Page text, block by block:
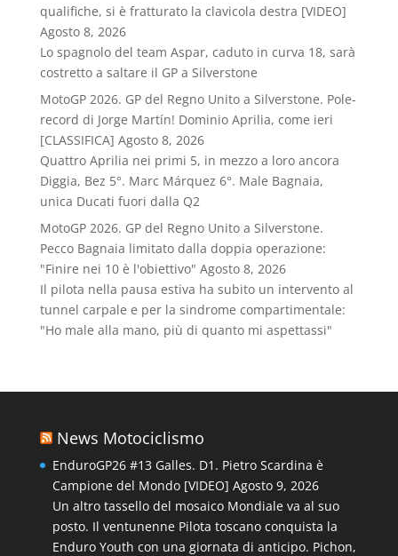
qualifiche, si è fratturato la clavicola destra [VIDEO]
Agosto 8, 2026
Lo spagnolo del team Aspar, caduto in curva 18, sarà
costretto a saltare il GP a Silverstone
MotoGP 2026. GP del Regno Unito a Silverstone. Pole-
record di Jorge Martín! Dominio Aprilia, come ieri
[CLASSIFICA] Agosto 8, 2026
Quattro Aprilia nei primi 5, in mezzo a loro ancora
Diggia, Bez 5°. Marc Márquez 6°. Male Bagnaia,
unica Ducati fuori dalla Q2
MotoGP 2026. GP del Regno Unito a Silverstone.
Pecco Bagnaia limitato dalla doppia operazione:
"Finire nei 10 è l'obiettivo" Agosto 8, 2026
Il pilota nella pausa estiva ha subito un intervento al
tunnel carpale e per la sindrome compartimentale:
"Ho male alla mano, più di quanto mi aspettassi"
News Motociclismo
EnduroGP26 #13 Galles. D1. Pietro Scardina è
Campione del Mondo [VIDEO] Agosto 9, 2026
Un altro tassello del mosaico Mondiale va al suo
posto. Il ventunenne Pilota toscano conquista la
Enduro Youth con una giornata di anticipo. Pichon,